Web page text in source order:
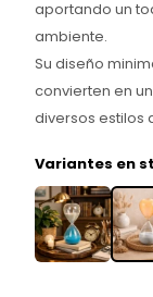
aportando un
ambiente.
Su diseño
convierten en
diversos estilos
Variantes en